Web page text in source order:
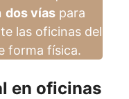
dos vías para
las oficinas del
forma física.
en oficinas